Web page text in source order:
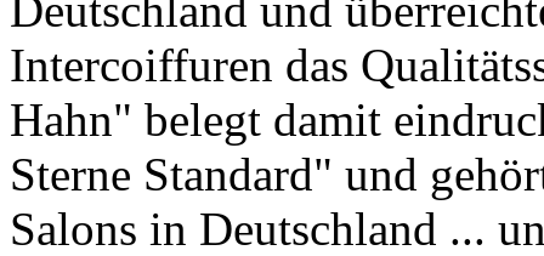
Intercoiffuren das
Hahn" belegt damit
Sterne Standard" und
Salons in Deutschland ...